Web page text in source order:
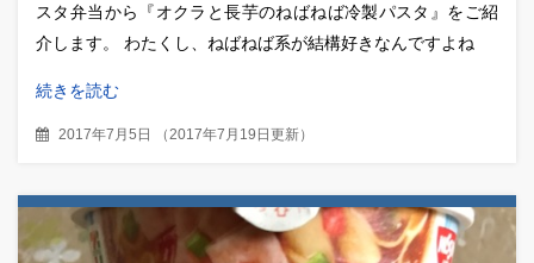
スタ弁当から『オクラと長芋のねばねば冷製パスタ』をご紹
介します。 わたくし、ねばねば系が結構好きなんですよね
続きを読む
2017年7月5日 （ 2017年7月19日更新）